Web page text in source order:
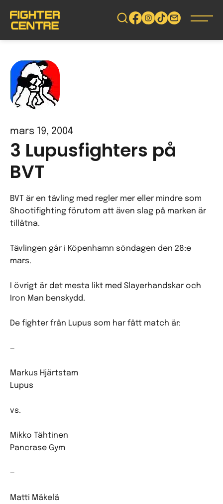
vidare
mars 19, 2004
3 Lupusfighters på
BVT
BVT är en tävling med regler mer eller mindre som
Shootifighting förutom att även slag på marken är
tillåtna.
Tävlingen går i Köpenhamn söndagen den 28:e
mars.
I övrigt är det mesta likt med Slayerhandskar och
Iron Man benskydd.
De fighter från Lupus som har fått match är:
—
Markus Hjärtstam
Lupus
vs.
Mikko Tähtinen
Pancrase Gym
—
Matti Mäkelä